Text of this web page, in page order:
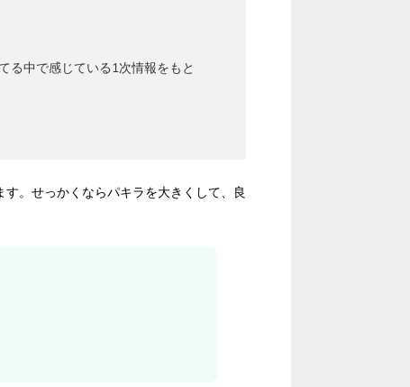
る中で感じている1次情報をもと
。せっかくならパキラを大きくして、良